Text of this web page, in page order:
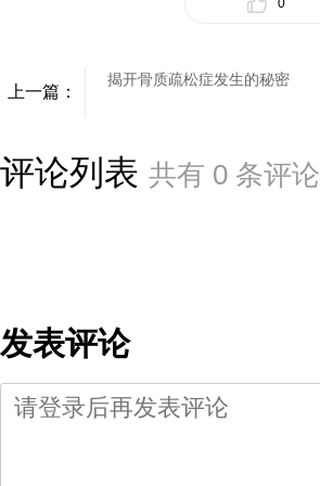
0
上一篇：
揭开骨质疏松症发生的秘密
评论列表 共有 0 条评论
发表评论